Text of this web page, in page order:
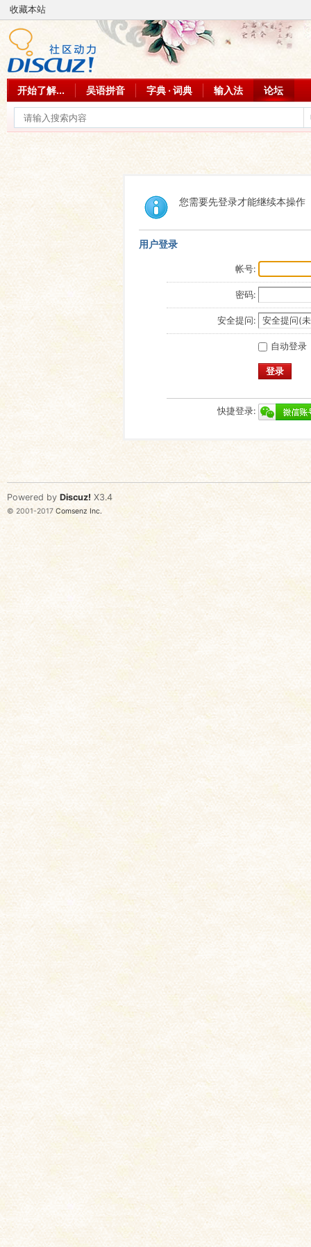
收藏本站
开始了解... 吴语拼音 字典 · 词典 输入法 论坛
您需要先登录才能继续本操作
用户登录
帐号:
密码:
安全提问:
自动登录
登录
快捷登录:
Powered by Discuz! X3.4
© 2001-2017 Comsenz Inc.